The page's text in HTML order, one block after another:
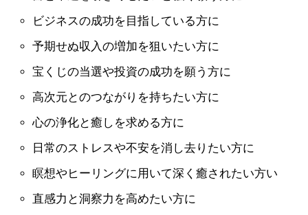
ビジネスの成功を目指している方に
予期せぬ収入の増加を狙いたい方に
宝くじの当選や投資の成功を願う方に
高次元とのつながりを持ちたい方に
心の浄化と癒しを求める方に
日常のストレスや不安を消し去りたい方に
瞑想やヒーリングに用いて深く癒されたい方い
直感力と洞察力を高めたい方に